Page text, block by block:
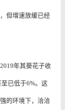
但增速放缓已经
年其葵花子收
已低于6%。这
的环境下，洽洽